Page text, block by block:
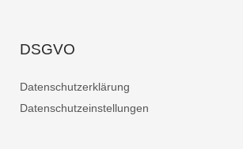
DSGVO
Datenschutzerklärung
Datenschutzeinstellungen